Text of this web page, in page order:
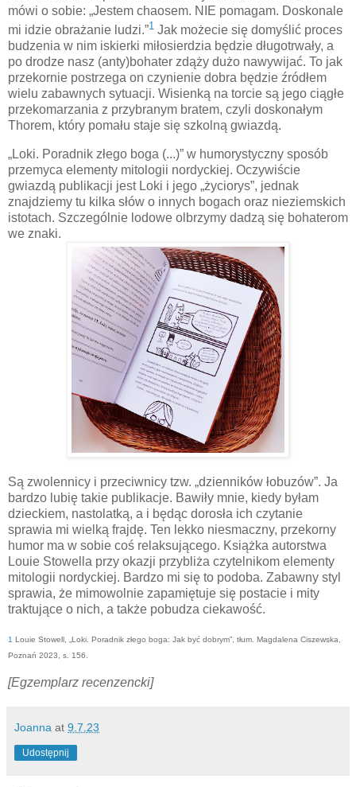
mówi o sobie: „Jestem chaosem. NIE pomagam. Doskonale
mi idzie obrażanie ludzi.”1 Jak możecie się domyślić proces
budzenia w nim iskierki miłosierdzia będzie długotrwały, a
po drodze nasz (anty)bohater zdąży dużo nawywijać. To jak
przekornie postrzega on czynienie dobra będzie źródłem
wielu zabawnych sytuacji. Wisienką na torcie są jego ciągłe
przekomarzania z przybranym bratem, czyli doskonałym
Thorem, który pomału staje się szkolną gwiazdą.
„Loki. Poradnik złego boga (...)” w humorystyczny sposób
przemyca elementy mitologii nordyckiej. Oczywiście
gwiazdą publikacji jest Loki i jego „życiorys”, jednak
znajdziemy tu kilka słów o innych bogach oraz nieziemskich
istotach. Szczególnie lodowe olbrzymy dadzą się bohaterom
we znaki.
Są zwolennicy i przeciwnicy tzw. „dzienników łobuzów”. Ja
bardzo lubię takie publikacje. Bawiły mnie, kiedy byłam
dzieckiem, nastolatką, a i będąc dorosła ich czytanie
sprawia mi wielką frajdę. Ten lekko niesmaczny, przekorny
humor ma w sobie coś relaksującego. Książka autorstwa
Louie Stowella przy okazji przybliża czytelnikom elementy
mitologii nordyckiej. Bardzo mi się to podoba. Zabawny styl
sprawia, że mimowolnie zapamiętuje się postacie i mity
traktujące o nich, a także pobudza ciekawość.
1 Louie Stowell, „Loki. Poradnik złego boga: Jak być dobrym”, tłum. Magdalena Ciszewska,
Poznań 2023, s. 156.
[Egzemplarz recenzencki]
Joanna at 9.7.23
Udostępnij